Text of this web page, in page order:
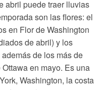
abril puede traer lluvias
son las flores: el
en Flor de Washington
de abril) y los
de los más de
en mayo. Es una
Washington, la costa